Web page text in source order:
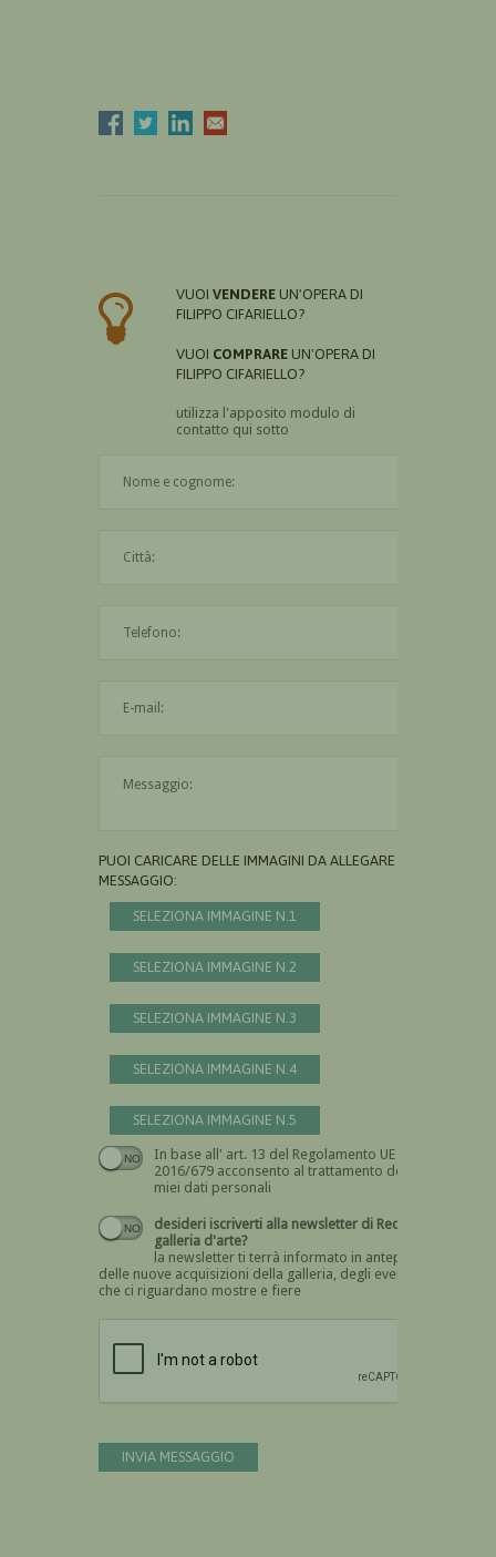
VUOI VENDERE UN'OPERA DI
FILIPPO CIFARIELLO?
VUOI COMPRARE UN'OPERA DI
FILIPPO CIFARIELLO?
utilizza l'apposito modulo di
contatto qui sotto
PUOI CARICARE DELLE IMMAGINI DA ALLEGARE AL
MESSAGGIO:
SELEZIONA IMMAGINE N.1
SELEZIONA IMMAGINE N.2
SELEZIONA IMMAGINE N.3
SELEZIONA IMMAGINE N.4
SELEZIONA IMMAGINE N.5
In base all' art. 13 del Regolamento UE n.
2016/679 acconsento al trattamento dei
miei dati personali
Devi dare il consenso
desideri iscriverti alla newsletter di Recta
galleria d'arte?
la newsletter ti terrà informato in anteprima
delle nuove acquisizioni della galleria, degli eventi
che ci riguardano mostre e fiere
INVIA MESSAGGIO